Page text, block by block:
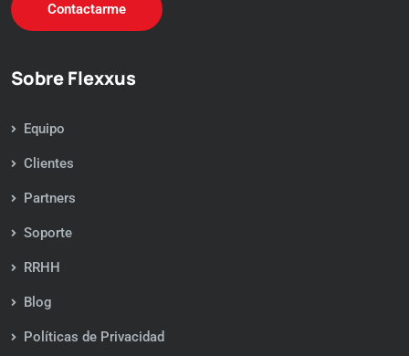
Contactarme
Sobre Flexxus
Equipo
Clientes
Partners
Soporte
RRHH
Blog
Políticas de Privacidad